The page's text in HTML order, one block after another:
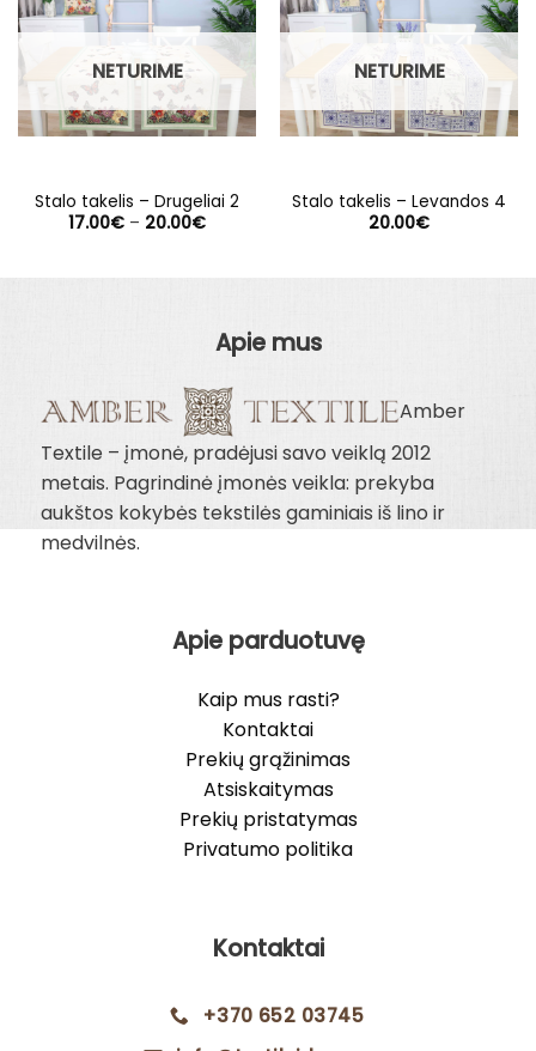
NETURIME
Stalo takelis – Drugeliai 2
17.00€ – 20.00€Price
NETURIME
Stalo takelis – Levandos 4
20.00€
Apie mus
Amber
Textile – įmonė, pradėjusi savo veiklą 2012
metais. Pagrindinė įmonės veikla: prekyba
aukštos kokybės tekstilės gaminiais iš lino ir
medvilnės.
Apie parduotuvę
Kaip mus rasti?
Kontaktai
Prekių grąžinimas
Atsiskaitymas
Prekių pristatymas
Privatumo politika
Kontaktai
+370 652 03745